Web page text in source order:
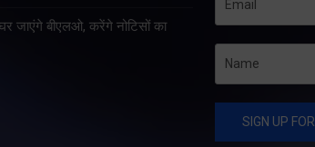
घर जाएंगे बीएलओ, करेंगे नोटिसों का
से